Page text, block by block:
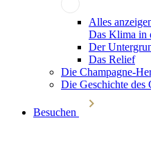
Alles
Das Klima in
Der
Das Relief
Die Champagne-
Die Geschichte des
Besuchen